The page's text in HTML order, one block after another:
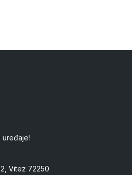
uređaje!
Vitez 72250